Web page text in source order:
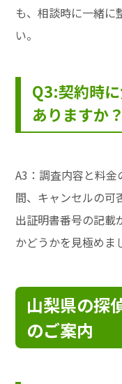
も、相談時に一緒に
い。
Q3:契約時
ありますか？
A3：調査内容と料
間、キャンセルの可
出証明書番号の記載
かどうかを見極めま
山梨県の探
のご案内